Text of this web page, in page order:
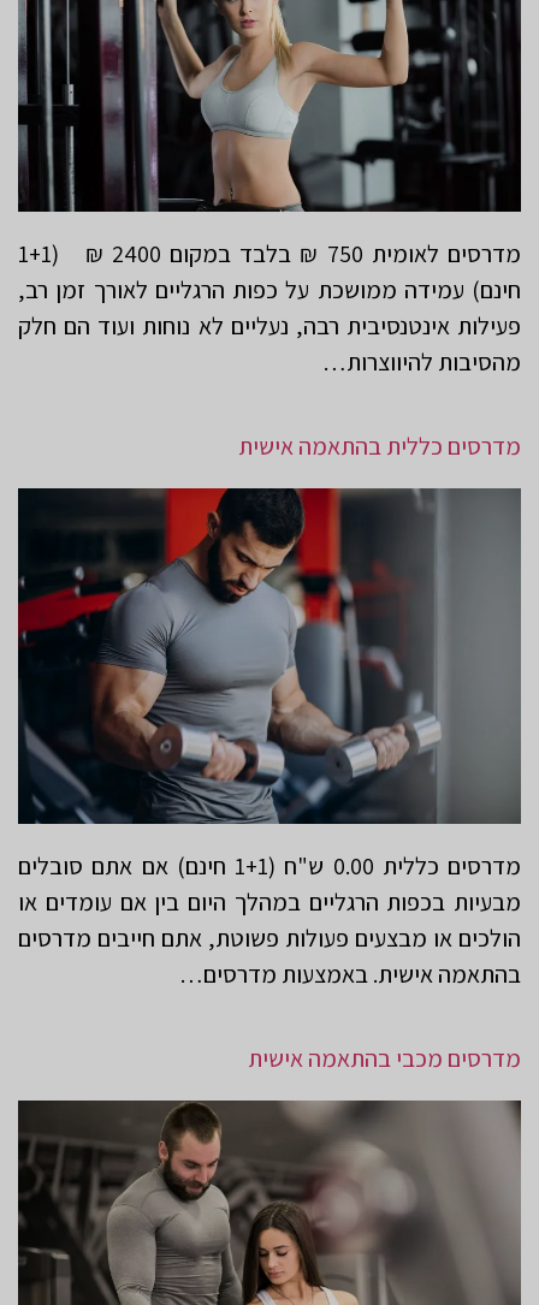
מדרסים לאומית 750 ₪ בלבד במקום 2400 ₪ (1+1
חינם) עמידה ממושכת על כפות הרגליים לאורך זמן רב,
פעילות אינטנסיבית רבה, נעליים לא נוחות ועוד הם חלק
מהסיבות להיווצרות…
מדרסים כללית בהתאמה אישית
מדרסים כללית 0.00 ש"ח (1+1 חינם) אם אתם סובלים
מבעיות בכפות הרגליים במהלך היום בין אם עומדים או
הולכים או מבצעים פעולות פשוטת, אתם חייבים מדרסים
בהתאמה אישית. באמצעות מדרסים…
מדרסים מכבי בהתאמה אישית